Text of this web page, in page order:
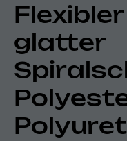
glatter